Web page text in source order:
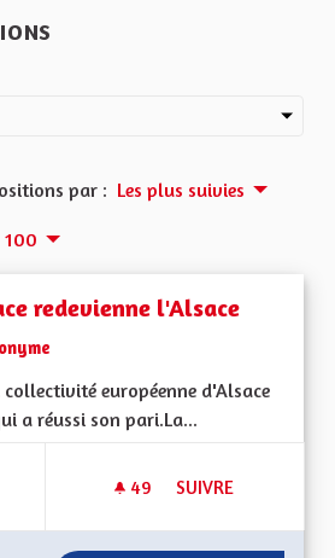
par : Les plus suivies
100
redevienne l'Alsace
européenne d'Alsace
a réussi son pari.La...
49 49 ABONNÉS
SUIVRE